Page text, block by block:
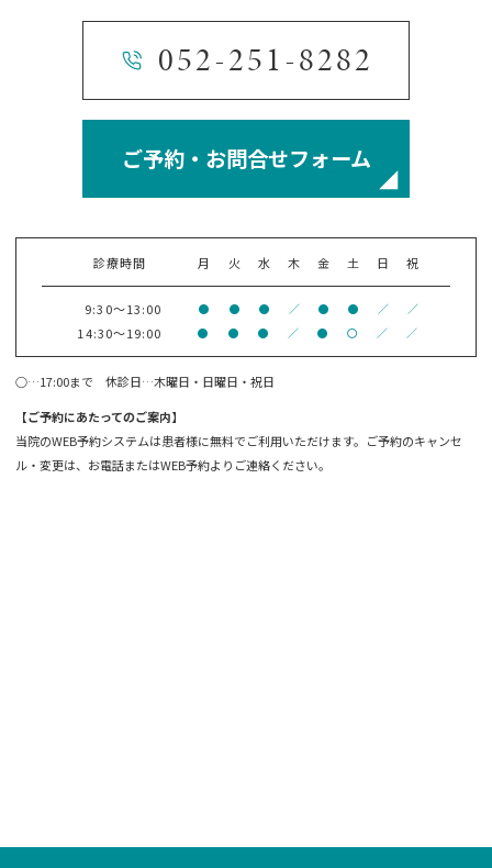
052-251-8282
ご予約・お問合せフォーム
診療時間 月 火 水 木 金 土 日 祝
9:30～13:00 ● ● ● ／ ● ● ／ ／
14:30～19:00 ● ● ● ／ ● 〇 ／ ／
○…17:00まで 休診日…木曜日・日曜日・祝日
【ご予約にあたってのご案内】
当院のWEB予約システムは患者様に無料でご利用いただけます。ご予約のキャンセ
ル・変更は、お電話またはWEB予約よりご連絡ください。